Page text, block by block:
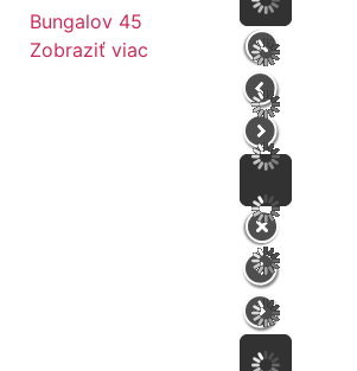
Bungalov 45
Zobraziť viac